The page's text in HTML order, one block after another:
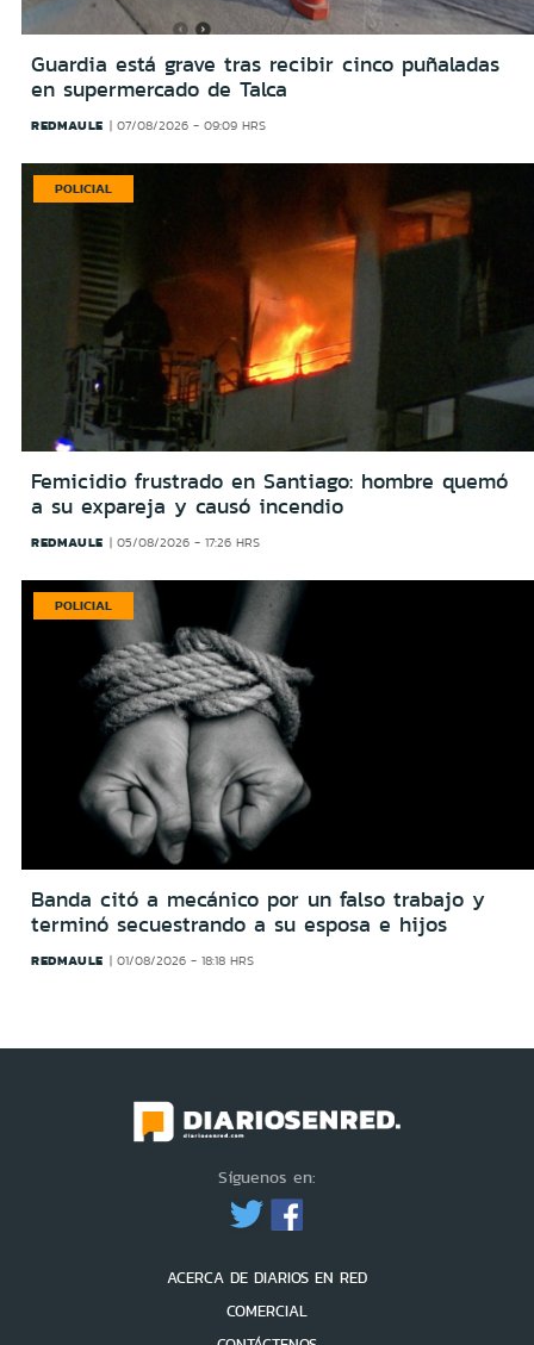
Guardia está grave tras recibir cinco puñaladas
en supermercado de Talca
REDMAULE 07/08/2026 - 09:09 HRS
POLICIAL
Femicidio frustrado en Santiago: hombre quemó
a su expareja y causó incendio
REDMAULE 05/08/2026 - 17:26 HRS
POLICIAL
Banda citó a mecánico por un falso trabajo y
terminó secuestrando a su esposa e hijos
REDMAULE 01/08/2026 - 18:18 HRS
Síguenos en:
ACERCA DE DIARIOS EN RED
COMERCIAL